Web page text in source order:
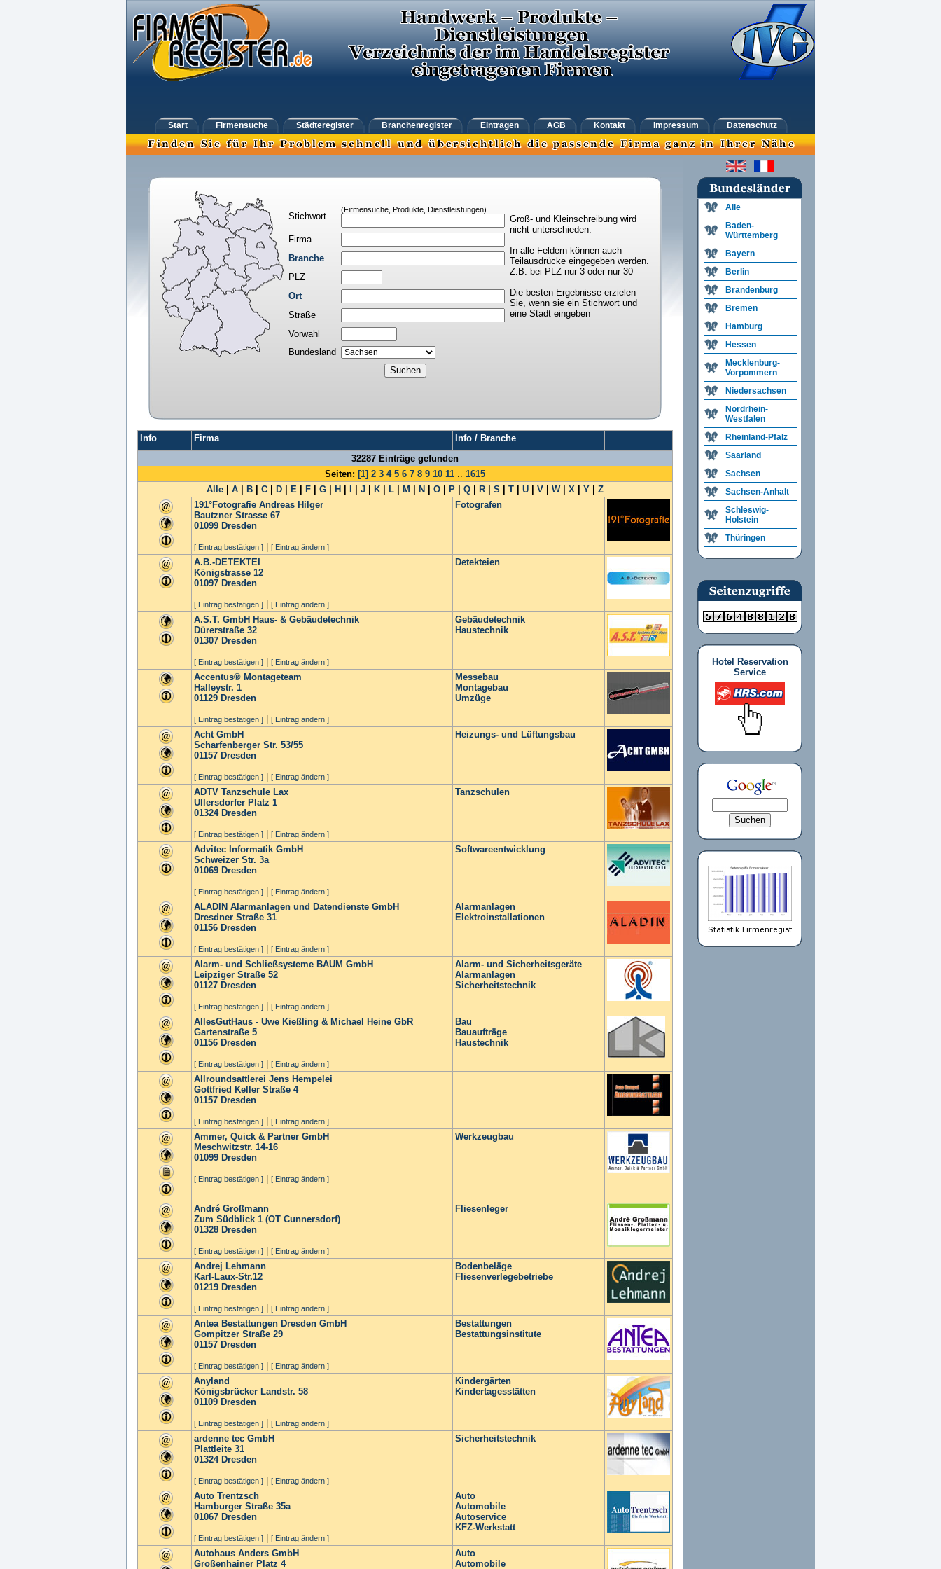
Start Firmensuche Städteregister Branchenregister Eintragen AGB Kontakt Impressum Datenschutz
Stichwort
(Firmensuche, Produkte, Dienstleistungen)
Groß- und Kleinschreibung wird
nicht unterschieden.
In alle Feldern können auch
Teilausdrücke eingegeben werden.
Z.B. bei PLZ nur 3 oder nur 30
Die besten Ergebnisse erzielen
Sie, wenn sie ein Stichwort und
eine Stadt eingeben
Firma
Branche
PLZ
Ort
Straße
Vorwahl
Bundesland
Info Firma
Info / Branche
32287 Einträge gefunden
Seiten: [1] 2 3 4 5 6 7 8 9 10 11 .. 1615
Alle
A B C D E F G H J K L M N O P Q R S T U V W| X Y
Z
191°Fotografie Andreas Hilger
Bautzner Strasse 67
01099 Dresden
[ Eintrag bestätigen ] [ Eintrag ändern ]
Fotografen
A.B.-DETEKTEI
Königstrasse 12
01097 Dresden
[ Eintrag bestätigen ] [ Eintrag ändern ]
Detekteien
A.S.T. GmbH Haus- & Gebäudetechnik
Dürerstraße 32
01307 Dresden
[ Eintrag bestätigen ] [ Eintrag ändern ]
Gebäudetechnik
Haustechnik
Accentus® Montageteam
Halleystr. 1
01129 Dresden
[ Eintrag bestätigen ] [ Eintrag ändern ]
Messebau
Montagebau
Umzüge
Acht GmbH
Scharfenberger Str. 53/55
01157 Dresden
[ Eintrag bestätigen ] [ Eintrag ändern ]
Heizungs- und Lüftungsbau
ADTV Tanzschule Lax
Ullersdorfer Platz 1
01324 Dresden
[ Eintrag bestätigen ] [ Eintrag ändern ]
Tanzschulen
Advitec Informatik GmbH
Schweizer Str. 3a
01069 Dresden
[ Eintrag bestätigen ] [ Eintrag ändern ]
Softwareentwicklung
ALADIN Alarmanlagen und Datendienste GmbH
Dresdner Straße 31
01156 Dresden
[ Eintrag bestätigen ] [ Eintrag ändern ]
Alarmanlagen
Elektroinstallationen
Alarm- und Schließsysteme BAUM GmbH
Leipziger Straße 52
01127 Dresden
[ Eintrag bestätigen ] [ Eintrag ändern ]
Alarm- und Sicherheitsgeräte
Alarmanlagen
Sicherheitstechnik
AllesGutHaus - Uwe Kießling & Michael Heine GbR
Gartenstraße 5
01156 Dresden
[ Eintrag bestätigen ] [ Eintrag ändern ]
Bau
Bauaufträge
Haustechnik
Allroundsattlerei Jens Hempelei
Gottfried Keller Straße 4
01157 Dresden
[ Eintrag bestätigen ] [ Eintrag ändern ]
Ammer, Quick & Partner GmbH
Meschwitzstr. 14-16
01099 Dresden
[ Eintrag bestätigen ] [ Eintrag ändern ]
Werkzeugbau
André Großmann
Zum Südblick 1 (OT Cunnersdorf)
01328 Dresden
[ Eintrag bestätigen ] [ Eintrag ändern ]
Fliesenleger
Andrej Lehmann
Karl-Laux-Str.12
01219 Dresden
[ Eintrag bestätigen ] [ Eintrag ändern ]
Bodenbeläge
Fliesenverlegebetriebe
Antea Bestattungen Dresden GmbH
Gompitzer Straße 29
01157 Dresden
[ Eintrag bestätigen ] [ Eintrag ändern ]
Bestattungen
Bestattungsinstitute
Anyland
Königsbrücker Landstr. 58
01109 Dresden
[ Eintrag bestätigen ] [ Eintrag ändern ]
Kindergärten
Kindertagesstätten
ardenne tec GmbH
Plattleite 31
01324 Dresden
[ Eintrag bestätigen ] [ Eintrag ändern ]
Sicherheitstechnik
Auto Trentzsch
Hamburger Straße 35a
01067 Dresden
[ Eintrag bestätigen ] [ Eintrag ändern ]
Auto
Automobile
Autoservice
KFZ-Werkstatt
Autohaus Anders GmbH
Großenhainer Platz 4
Auto
Automobile
Alle
Baden-
Württemberg
Bayern
Berlin
Brandenburg
Bremen
Hamburg
Hessen
Mecklenburg-
Vorpommern
Niedersachsen
Nordrhein-
Westfalen
Rheinland-Pfalz
Saarland
Sachsen
Sachsen-Anhalt
Schleswig-
Holstein
Thüringen
Hotel Reservation
Service